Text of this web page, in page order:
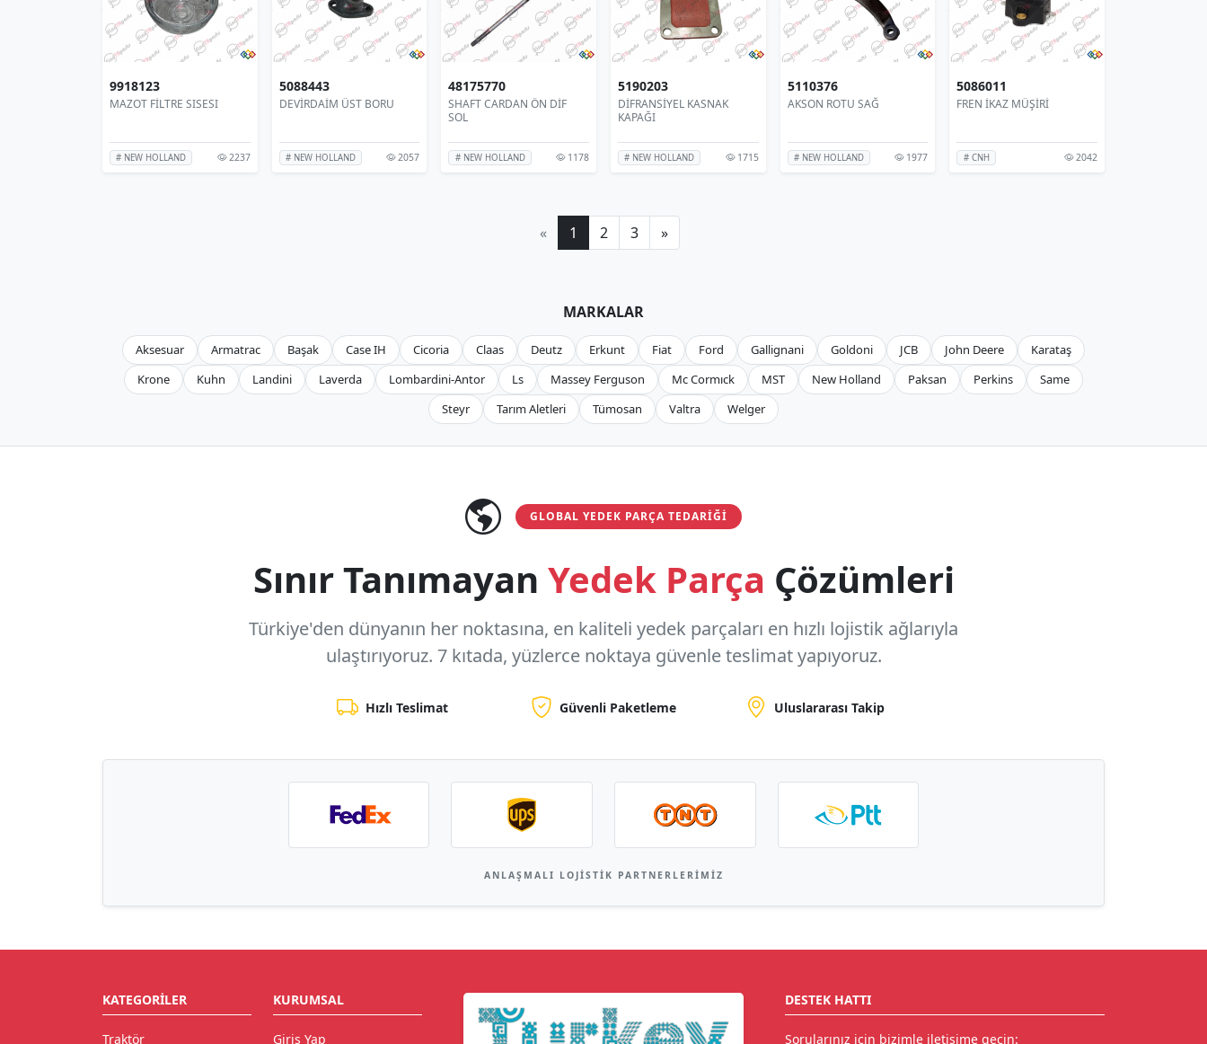
9918123
MAZOT FİLTRE SISESI
# NEW HOLLAND 2237
5088443
DEVİRDAİM ÜST BORU
# NEW HOLLAND 2057
48175770
SHAFT CARDAN ÖN DİF
SOL
# NEW HOLLAND 1178
5190203
DİFRANSİYEL KASNAK
KAPAĞI
# NEW HOLLAND 1715
5110376
AKSON ROTU SAĞ
# NEW HOLLAND 1977
5086011
FREN İKAZ MÜŞİRİ
# CNH 2042
« 1 2 3 »
MARKALAR
Aksesuar Armatrac Başak Case IH Cicoria Claas Deutz Erkunt Fiat Ford Gallignani Goldoni JCB John Deere
Karataş
Krone
Kuhn Landini Laverda Lombardini-Antor Ls Massey Ferguson Mc Cormıck MST New Holland Paksan Perkins
Same
Steyr
Tarım Aletleri Tümosan Valtra Welger
GLOBAL YEDEK PARÇA TEDARIĞI
Sınır Tanımayan Yedek Parça Çözümleri
Türkiye'den dünyanın her noktasına, en kaliteli yedek parçaları en hızlı lojistik ağlarıyla
ulaştırıyoruz. 7 kıtada, yüzlerce noktaya güvenle teslimat yapıyoruz.
Hızlı Teslimat Güvenli Paketleme Uluslararası Takip
ANLAŞMALI LOJISTIK PARTNERLERIMIZ
KATEGORILER
Traktör
KURUMSAL
Giriş Yap
DESTEK HATTI
Sorularınız için bizimle iletişime geçin: